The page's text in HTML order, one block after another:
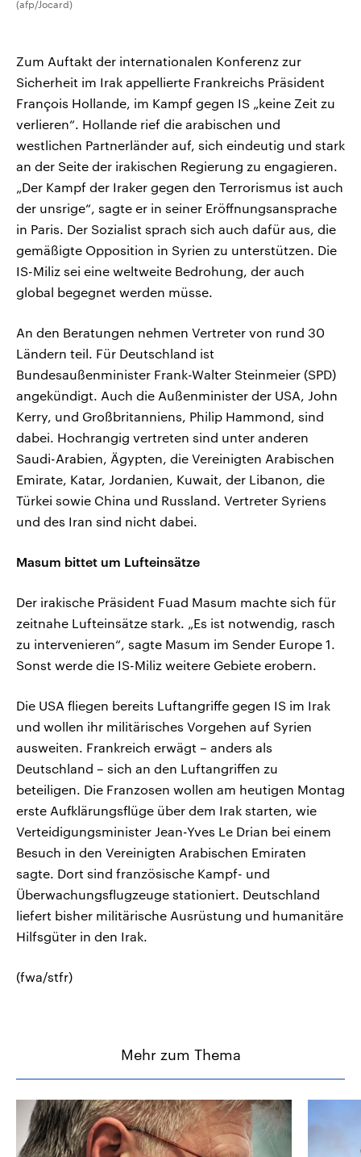
(afp/Jocard)
Zum Auftakt der internationalen Konferenz zur
Sicherheit im Irak appellierte Frankreichs Präsident
François Hollande, im Kampf gegen IS „keine Zeit zu
verlieren“. Hollande rief die arabischen und
westlichen Partnerländer auf, sich eindeutig und stark
an der Seite der irakischen Regierung zu engagieren.
„Der Kampf der Iraker gegen den Terrorismus ist auch
der unsrige“, sagte er in seiner Eröffnungsansprache
in Paris. Der Sozialist sprach sich auch dafür aus, die
gemäßigte Opposition in Syrien zu unterstützen. Die
IS-Miliz sei eine weltweite Bedrohung, der auch
global begegnet werden müsse.
An den Beratungen nehmen Vertreter von rund 30
Ländern teil. Für Deutschland ist
Bundesaußenminister Frank-Walter Steinmeier (SPD)
angekündigt. Auch die Außenminister der USA, John
Kerry, und Großbritanniens, Philip Hammond, sind
dabei. Hochrangig vertreten sind unter anderen
Saudi-Arabien, Ägypten, die Vereinigten Arabischen
Emirate, Katar, Jordanien, Kuwait, der Libanon, die
Türkei sowie China und Russland. Vertreter Syriens
und des Iran sind nicht dabei.
Masum bittet um Lufteinsätze
Der irakische Präsident Fuad Masum machte sich für
zeitnahe Lufteinsätze stark. „Es ist notwendig, rasch
zu intervenieren“, sagte Masum im Sender Europe 1.
Sonst werde die IS-Miliz weitere Gebiete erobern.
Die USA fliegen bereits Luftangriffe gegen IS im Irak
und wollen ihr militärisches Vorgehen auf Syrien
ausweiten. Frankreich erwägt – anders als
Deutschland – sich an den Luftangriffen zu
beteiligen. Die Franzosen wollen am heutigen Montag
erste Aufklärungsflüge über dem Irak starten, wie
Verteidigungsminister Jean-Yves Le Drian bei einem
Besuch in den Vereinigten Arabischen Emiraten
sagte. Dort sind französische Kampf- und
Überwachungsflugzeuge stationiert. Deutschland
liefert bisher militärische Ausrüstung und humanitäre
Hilfsgüter in den Irak.
(fwa/stfr)
Mehr zum Thema